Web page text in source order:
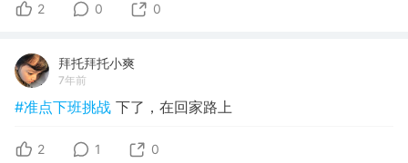
2 0 0
拜托拜托小爽
7年前
#准点下班挑战 下了，在回家路上
2 1 0